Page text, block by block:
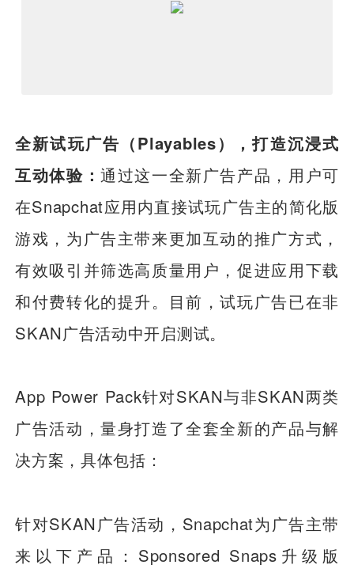
全新试玩广告（Playables），打造沉浸式
互动体验：通过这一全新广告产品，用户可
在Snapchat应用内直接试玩广告主的简化版
游戏，为广告主带来更加互动的推广方式，
有效吸引并筛选高质量用户，促进应用下载
和付费转化的提升。目前，试玩广告已在非
SKAN广告活动中开启测试。
App Power Pack针对SKAN与非SKAN两类
广告活动，量身打造了全套全新的产品与解
决方案，具体包括：
针对SKAN广告活动，Snapchat为广告主带
来以下产品：Sponsored Snaps升级版